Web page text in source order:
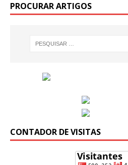
PROCURAR ARTIGOS
CONTADOR DE VISITAS